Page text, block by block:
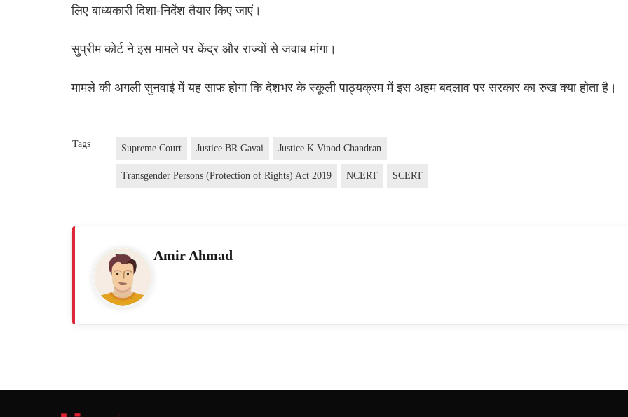
लिए बाध्यकारी दिशा-निर्देश तैयार किए जाएं।
सुप्रीम कोर्ट ने इस मामले पर केंद्र और राज्यों से जवाब मांगा।
मामले की अगली सुनवाई में यह साफ होगा कि देशभर के स्कूली पाठ्यक्रम में इस अहम बदलाव पर सरकार का रुख क्या होता है।
Tags Supreme Court Justice BR Gavai Justice K Vinod Chandran
Transgender Persons (Protection of Rights) Act 2019 NCERT SCERT
Amir Ahmad